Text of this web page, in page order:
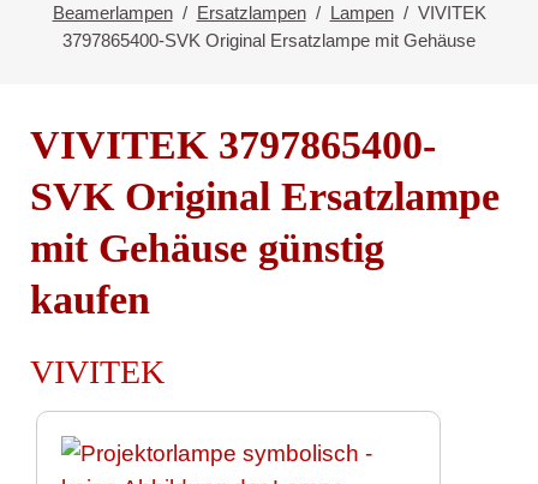
Beamerlampen Ersatzlampen Lampen
VIVITEK
3797865400-SVK Original Ersatzlampe mit Gehäuse
VIVITEK 3797865400-
SVK Original Ersatzlampe
mit Gehäuse günstig
kaufen
VIVITEK